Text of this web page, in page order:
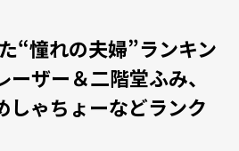
“憧れの夫婦”ランキン
ザー＆二階堂ふみ、
しゃちょーなどランク